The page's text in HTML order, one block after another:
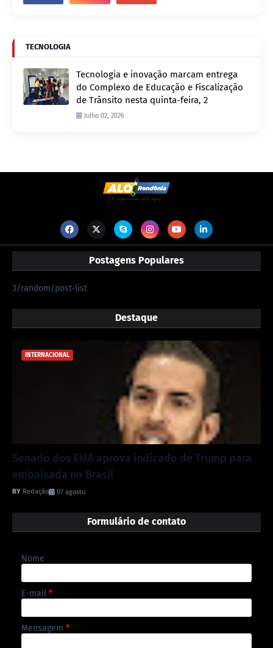
TECNOLOGIA
Tecnologia e inovação marcam entrega
do Complexo de Educação e Fiscalização
de Trânsito nesta quinta-feira, 2
Julho 02, 2026
Postagens Populares
3/random/post-list
Destaque
INTERNACIONAL
Senado dos EUA aprova indicado de Trump para
embaixada no Brasil
Redação 07 agosto
Formulário de contato
Nome
E-mail *
Mensagem *